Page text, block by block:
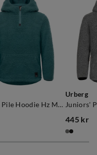
Juniors' Pile Hoodie Hz Mediterranea
Urberg
price
445 kr